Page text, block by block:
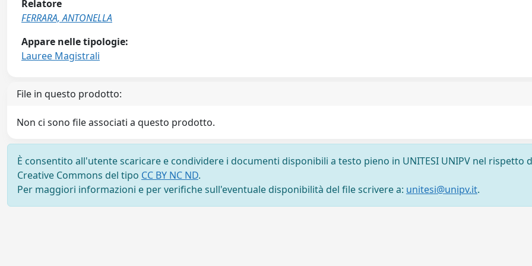
Relatore
FERRARA, ANTONELLA
Appare nelle tipologie:
Lauree Magistrali
File in questo prodotto:
Non ci sono file associati a questo prodotto.
È consentito all'utente scaricare e condividere i documenti disponibili a testo pieno in UNITESI UNIPV nel rispetto
Creative Commons del tipo CC BY NC ND.
Per maggiori informazioni e per verifiche sull'eventuale disponibilità del file scrivere a: unitesi@unipv.it.